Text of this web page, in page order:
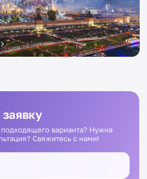
варианта? Нужна
Свяжитесь с нами!